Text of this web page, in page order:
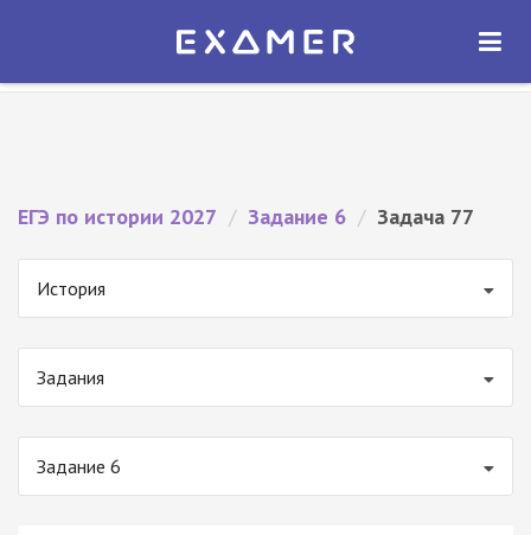
Экзамер — ЕГЭ 2027
ОТКРЫТЬ
ЕГЭ по истории 2027 / Задание 6 / Задача 77
История
Задания
Задание 6